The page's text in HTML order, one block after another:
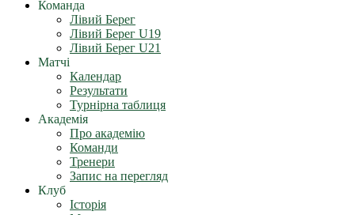
Команда
Лівий Берег
Лівий Берег U19
Лівий Берег U21
Матчі
Календар
Результати
Турнірна таблиця
Академія
Про академію
Команди
Тренери
Запис на перегляд
Клуб
Історія